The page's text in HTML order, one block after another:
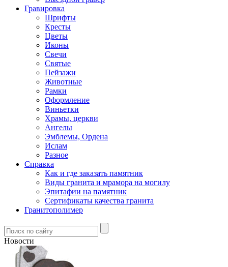
Гравировка
Шрифты
Кресты
Цветы
Иконы
Свечи
Святые
Пейзажи
Животные
Рамки
Оформление
Виньетки
Храмы, церкви
Ангелы
Эмблемы, Ордена
Ислам
Разное
Справка
Как и где заказать памятник
Виды гранита и мрамора на могилу
Эпитафии на памятник
Сертификаты качества гранита
Гранитополимер
Новости